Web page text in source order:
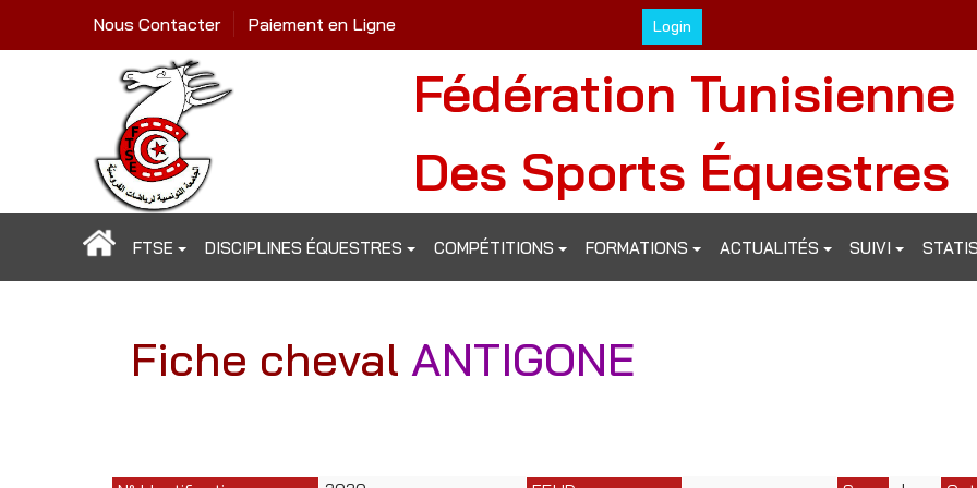
Login
Nous Contacter Paiement en Ligne
Fédération Tunisienne
Des Sports Équestres
FTSE DISCIPLINES ÉQUESTRES COMPÉTITIONS FORMATIONS ACTUALITÉS SUIVI
Fiche cheval ANTIGONE